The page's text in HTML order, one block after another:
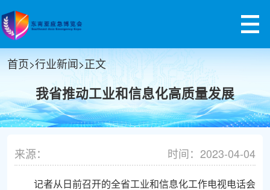
首页>行业新闻>正文
我省推动工业和信息化高质量发展
来源： 时间：2023-04-04
记者从日前召开的全省工业和信息化工作电视电话会